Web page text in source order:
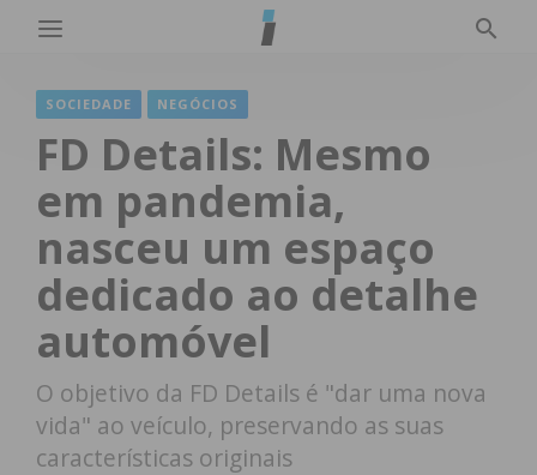
SOCIEDADE NEGÓCIOS
FD Details: Mesmo
em pandemia,
nasceu um espaço
dedicado ao detalhe
automóvel
O objetivo da FD Details é "dar uma nova
vida" ao veículo, preservando as suas
características originais